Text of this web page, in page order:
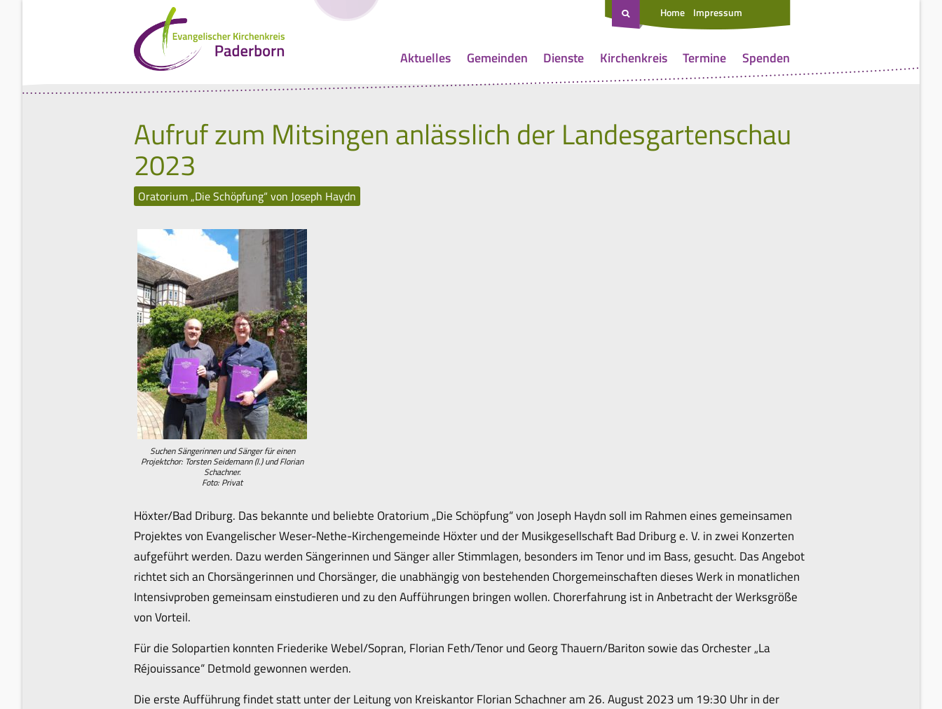
Home Impressum
Aktuelles Gemeinden Dienste Kirchenkreis Termine Spenden
Aufruf zum Mitsingen anlässlich der Landesgartenschau
2023
Oratorium „Die Schöpfung“ von Joseph Haydn
Suchen Sängerinnen und Sänger für einen
Projektchor: Torsten Seidemann (l.) und Florian
Schachner.
Foto: Privat
Höxter/Bad Driburg. Das bekannte und beliebte Oratorium „Die Schöpfung“ von Joseph Haydn soll im Rahmen eines gemeinsamen
Projektes von Evangelischer Weser-Nethe-Kirchengemeinde Höxter und der Musikgesellschaft Bad Driburg e. V. in zwei Konzerten
aufgeführt werden. Dazu werden Sängerinnen und Sänger aller Stimmlagen, besonders im Tenor und im Bass, gesucht. Das Angebot
richtet sich an Chorsängerinnen und Chorsänger, die unabhängig von bestehenden Chorgemeinschaften dieses Werk in monatlichen
Intensivproben gemeinsam einstudieren und zu den Aufführungen bringen wollen. Chorerfahrung ist in Anbetracht der Werksgröße
von Vorteil.
Für die Solopartien konnten Friederike Webel/Sopran, Florian Feth/Tenor und Georg Thauern/Bariton sowie das Orchester „La
Réjouissance“ Detmold gewonnen werden.
Die erste Aufführung findet statt unter der Leitung von Kreiskantor Florian Schachner am 26. August 2023 um 19:30 Uhr in der